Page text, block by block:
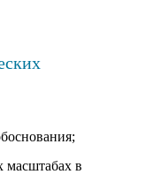
масштабах в